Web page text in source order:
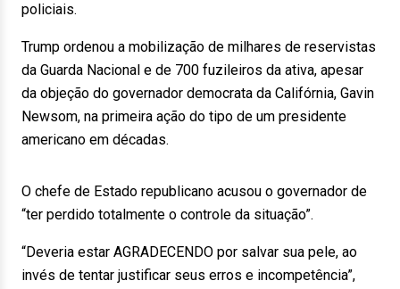
policiais.
Trump ordenou a mobilização de milhares de reservistas
da Guarda Nacional e de 700 fuzileiros da ativa, apesar
da objeção do governador democrata da Califórnia, Gavin
Newsom, na primeira ação do tipo de um presidente
americano em décadas.
O chefe de Estado republicano acusou o governador de
“ter perdido totalmente o controle da situação”.
“Deveria estar AGRADECENDO por salvar sua pele, ao
invés de tentar justificar seus erros e incompetência”,